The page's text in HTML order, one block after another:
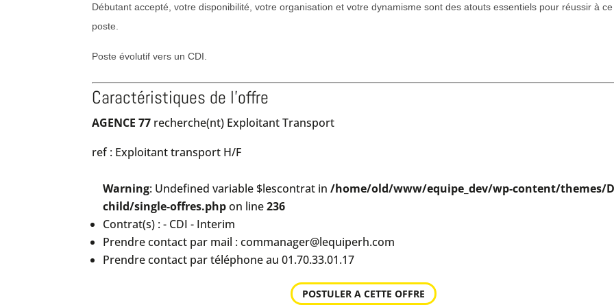
Débutant accepté, votre disponibilité, votre organisation et votre dynamisme sont des atouts essentiels pour réussir à ce
poste.
Poste évolutif vers un CDI.
Caractéristiques de l'offre
AGENCE 77 recherche(nt) Exploitant Transport
ref : Exploitant transport H/F
Warning: Undefined variable $lescontrat in/home/old/www/equipe_dev/wp-content/themes/
child/single-offres.phpon line236
Contrat(s) : - CDI - Interim
Prendre contact par mail : commanager@lequiperh.com
Prendre contact par téléphone au 01.70.33.01.17
POSTULER A CETTE OFFRE